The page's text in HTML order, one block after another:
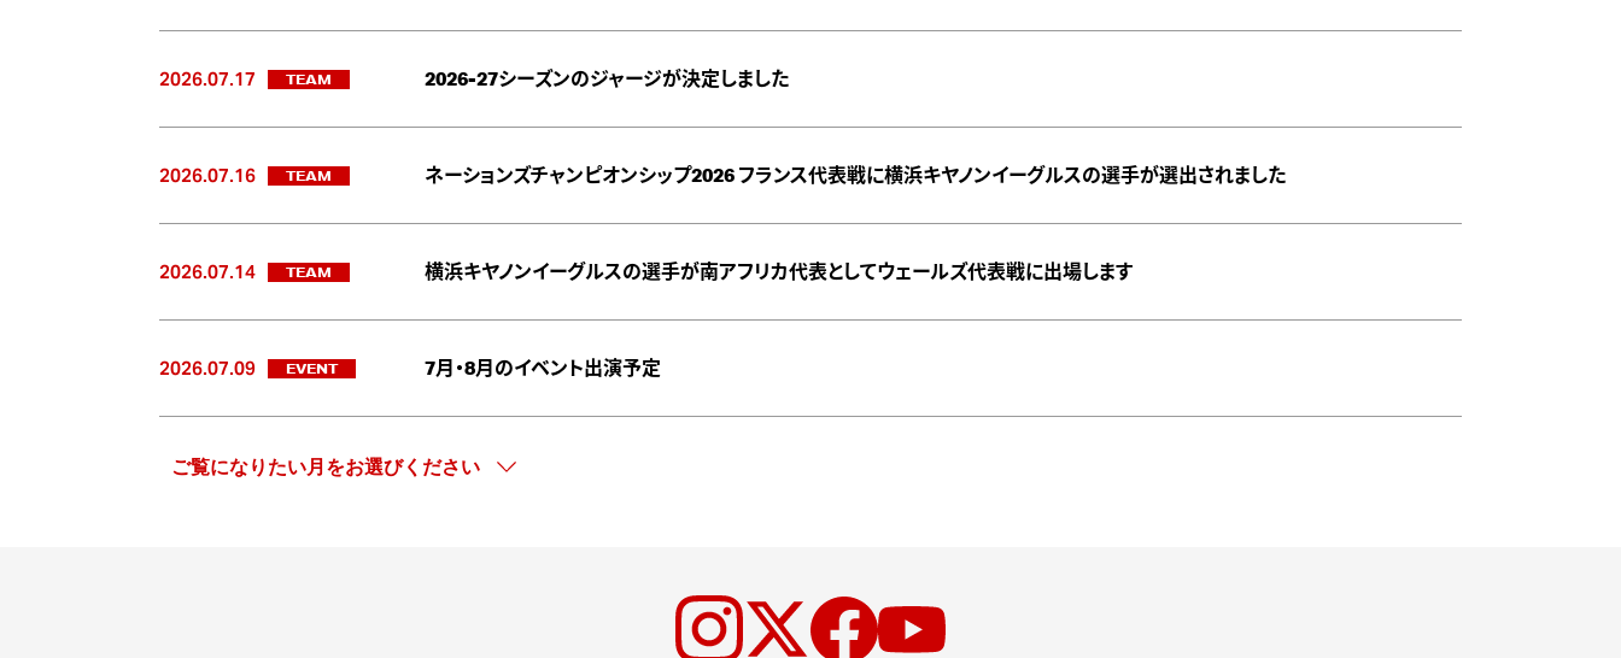
2026.07.17 TEAM 2026-27シーズンのジャージが決定しました
2026.07.16 TEAM ネーションズチャンピオンシップ2026 フランス代表戦に横浜キヤノンイーグルスの選手が選出されました
2026.07.14 TEAM 横浜キヤノンイーグルスの選手が南アフリカ代表としてウェールズ代表戦に出場します
2026.07.09 EVENT 7月・8月のイベント出演予定